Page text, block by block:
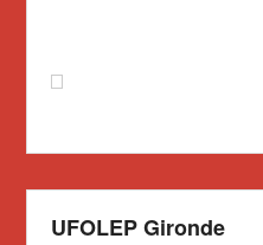
UFOLEP Gironde